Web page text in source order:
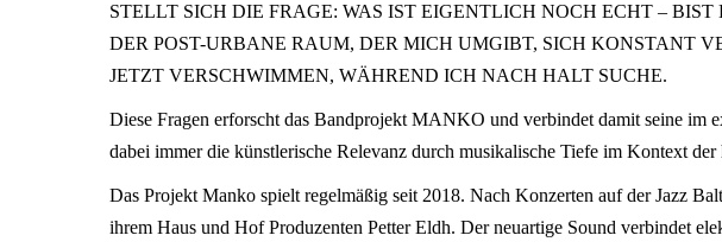
STELLT SICH DIE FRAGE: WAS IST EIGENTLICH NOCH ECHT –
DER POST-URBANE RAUM, DER MICH UMGIBT, SICH KONSTANT
JETZT VERSCHWIMMEN, WÄHREND ICH NACH HALT SUCHE.
Diese Fragen erforscht das Bandprojekt MANKO und verbindet damit seine im
dabei immer die künstlerische Relevanz durch musikalische Tiefe im Kontext der
Das Projekt Manko spielt regelmäßig seit 2018. Nach Konzerten auf der Jazz
ihrem Haus und Hof Produzenten Petter Eldh. Der neuartige Sound verbindet